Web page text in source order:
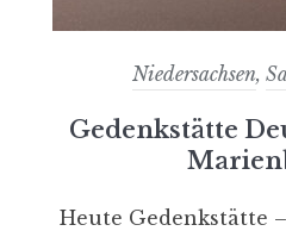
Niedersachsen,
Gedenkstätte
Heute Gedenkstätte